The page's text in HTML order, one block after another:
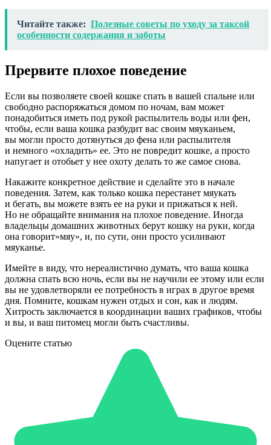
Читайте также: Полезные советы по уходу за таксой
особенности содержания и заботы
Прервите плохое поведение
Если вы позволяете своей кошке спать в вашей спальне или
свободно распоряжаться домом по ночам, вам может
понадобиться иметь под рукой распылитель воды или фен,
чтобы, если ваша кошка разбудит вас своим мяуканьем,
вы могли просто дотянуться до фена или распылителя
и немного «охладить» ее. Это не повредит кошке, а просто
напугает и отобьет у нее охоту делать то же самое снова.
Накажите конкретное действие и сделайте это в начале
поведения. Затем, как только кошка перестанет мяукать
и бегать, вы можете взять ее на руки и прижаться к ней.
Но не обращайте внимания на плохое поведение. Иногда
владельцы домашних животных берут кошку на руки, когда
она говорит»мяу», и, по сути, они просто усиливают
мяуканье.
Имейте в виду, что нереалистично думать, что ваша кошка
должна спать всю ночь, если вы не научили ее этому или если
вы не удовлетворяли ее потребность в играх в другое время
дня. Помните, кошкам нужен отдых и сон, как и людям.
Хитрость заключается в координации ваших графиков, чтобы
и вы, и ваш питомец могли быть счастливы.
Оцените статью